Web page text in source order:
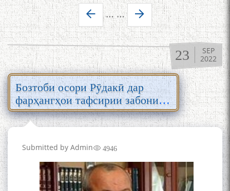
Pages ……
23
SEP
2022
Бозтоби осори Рӯдакӣ дар
фарҳангҳои тафсирии забони
тоҷикӣ
Submitted by Admin 4946